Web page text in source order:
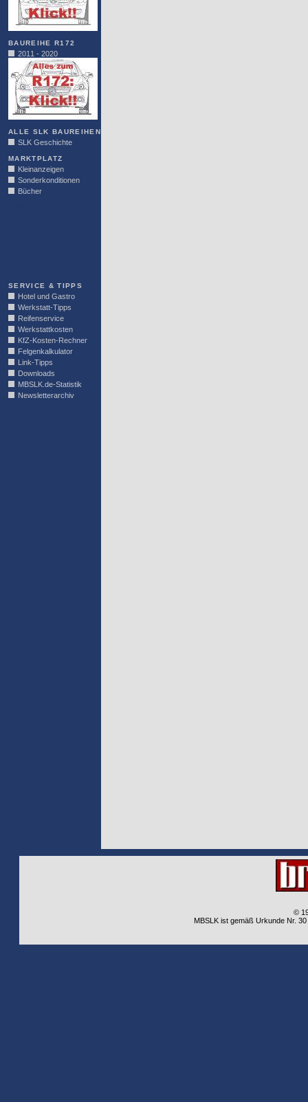
BAUREIHE R172
2011 - 2020
ALLE SLK BAUREIHEN
SLK Geschichte
MARKTPLATZ
Kleinanzeigen
Sonderkonditionen
Bücher
SERVICE & TIPPS
Hotel und Gastro
Werkstatt-Tipps
Reifenservice
Werkstattkosten
KfZ-Kosten-Rechner
Felgenkalkulator
Link-Tipps
Downloads
MBSLK.de-Statistik
Newsletterarchiv
©
MBSLK ist gemäß Urkunde Nr.